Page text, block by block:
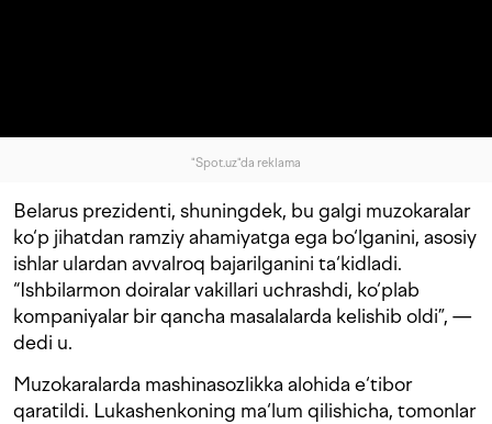
"Spot.uz"da reklama
Belarus prezidenti, shuningdek, bu galgi muzokaralar
ko‘p jihatdan ramziy ahamiyatga ega bo‘lganini, asosiy
ishlar ulardan avvalroq bajarilganini ta‘kidladi.
“Ishbilarmon doiralar vakillari uchrashdi, ko‘plab
kompaniyalar bir qancha masalalarda kelishib oldi”, —
dedi u.
Muzokaralarda mashinasozlikka alohida e‘tibor
qaratildi. Lukashenkoning ma‘lum qilishicha, tomonlar